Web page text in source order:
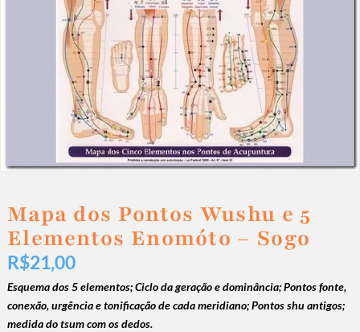
Mapa dos Pontos Wushu e 5
Elementos Enomóto – Sogo
R$21,00
Esquema dos 5 elementos;Ciclo da geração e dominância; Pontos fonte,
conexão, urgência e tonificação de cada meridiano;Pontos shu antigos;
medida do tsum com os dedos.